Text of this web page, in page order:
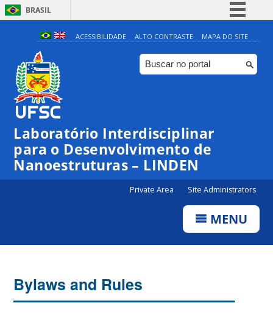
BRASIL
Simplifique!
Comunica BR
Participe
Canais
ACESSIBILIDADE ALTO CONTRASTE MAPA DO SITE
Laboratório Interdisciplinar
para o Desenvolvimento de
Nanoestruturas – LINDEN
Private Area Site Administrators
MENU
Bylaws and Rules